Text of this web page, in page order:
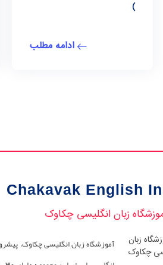
)
ادامه مطلب
Chakavak English
زبان انگلیسی چکاوک
آموزشگاه زبان انگلیسی چکاوک،